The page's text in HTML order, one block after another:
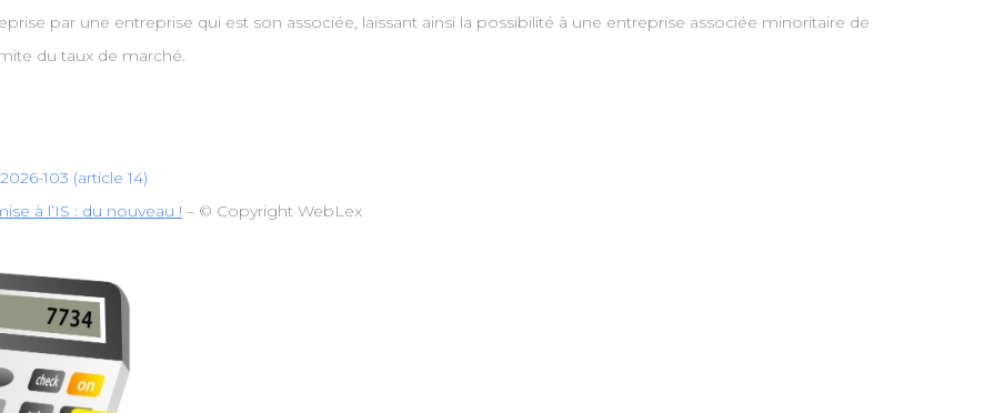
par une entreprise qui est son associée, laissant ainsi la possibilité à une entreprise associée minoritaire de
du taux de marché.
103 (article 14)
à l’IS : du nouveau !– © Copyright WebLex